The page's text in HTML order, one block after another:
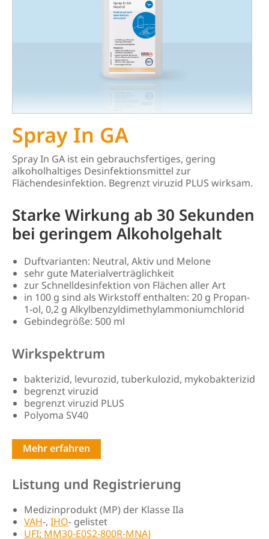
Spray In GA
Spray In GA ist ein gebrauchsfertiges, gering
alkoholhaltiges Desinfektionsmittel zur
Flächendesinfektion. Begrenzt viruzid PLUS wirksam.
Starke Wirkung ab 30 Sekunden
bei geringem Alkoholgehalt
Duftvarianten: Neutral, Aktiv und Melone
sehr gute Materialverträglichkeit
zur Schnelldesinfektion von Flächen aller Art
in 100 g sind als Wirkstoff enthalten: 20 g Propan-
1-ol, 0,2 g Alkylbenzyldimethylammoniumchlorid
Gebindegröße: 500 ml
Wirkspektrum
bakterizid, levurozid, tuberkulozid, mykobakterizid
begrenzt viruzid
begrenzt viruzid PLUS
Polyoma SV40
Mehr erfahren
Listung und Registrierung
Medizinprodukt (MP) der Klasse IIa
VAH-, IHO- gelistet
UFI: MM30-E0S2-800R-MNAJ